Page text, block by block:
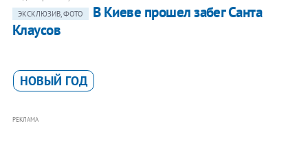
ЭКСКЛЮЗИВ, ФОТО
В Киеве прошел забег Санта
Клаусов
НОВЫЙ ГОД
РЕКЛАМА